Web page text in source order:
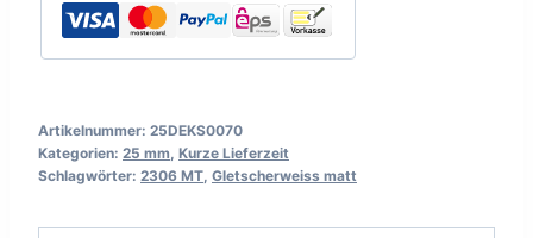
Artikelnummer: 25DEKS0070
Kategorien: 25 mm, Kurze Lieferzeit
Schlagwörter: 2306 MT, Gletscherweiss matt